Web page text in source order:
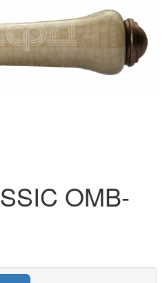
OMB-